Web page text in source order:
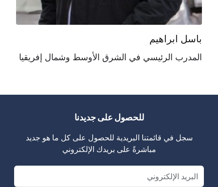
باسل ابراهيم
المدرب الرئيسي في الشرق الأوسط وشمال إفريقيا
للحصول على جديدنا
سجل في قائمتنا البريدية للحصول على كل ما هو جديد
مباشرةً على بريدك الإلكتروني
Email